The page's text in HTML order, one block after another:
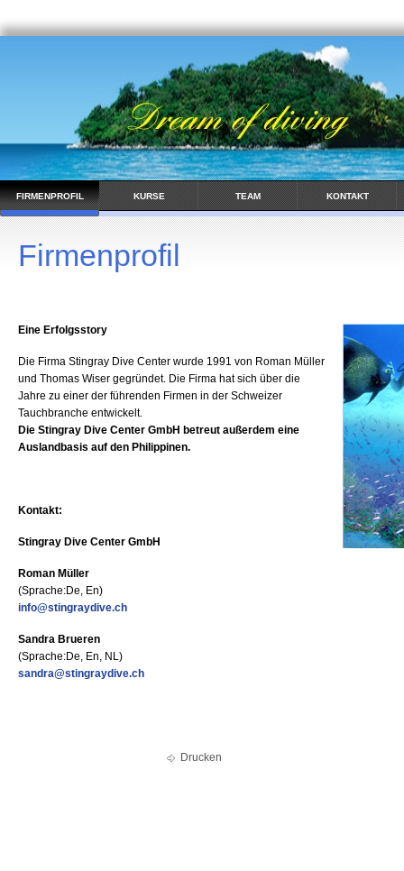
FIRMENPROFIL KURSE TEAM KONTAKT
Firmenprofil
Eine Erfolgsstory
Die Firma Stingray Dive Center wurde 1991 von Roman Müller
und Thomas Wiser gegründet. Die Firma hat sich über die
Jahre zu einer der führenden Firmen in der Schweizer
Tauchbranche entwickelt.
Die Stingray Dive Center GmbH betreut außerdem eine
Auslandbasis auf den Philippinen.
Kontakt:
Stingray Dive Center GmbH
Roman Müller
(Sprache:De, En)
info@stingraydive.ch
Sandra Brueren
(Sprache:De, En, NL)
sandra@stingraydive.ch
Drucken